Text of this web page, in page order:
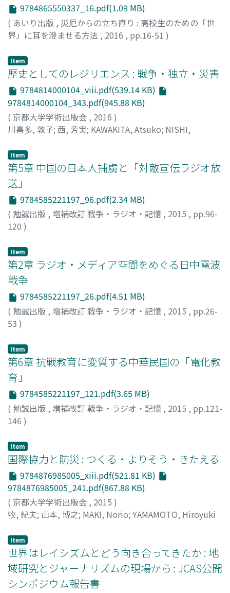
9784865550337_16.pdf(1.09 MB)
( あいり出版 , 災厄からの立ち直り : 高校生のための「世
界」に耳を澄ませる方法 , 2016 , pp.16-51 )
Item
歴史としてのレジリエンス : 戦争・独立・災害
9784814000104_viii.pdf(539.14 KB)
9784814000104_343.pdf(945.88 KB)
( 京都大学学術出版会 , 2016 )
川喜多, 敦子; 西, 芳実; KAWAKITA, Atsuko; NISHI,
Item
第5章 中国の日本人捕虜と「対敵宣伝ラジオ放
送」
9784585221197_96.pdf(2.34 MB)
( 勉誠出版 , 増補改訂 戦争・ラジオ・記憶 , 2015 , pp.96-
120 )
Item
第2章 ラジオ・メディア空間をめぐる日中電波
戦争
9784585221197_26.pdf(4.51 MB)
( 勉誠出版 , 増補改訂 戦争・ラジオ・記憶 , 2015 , pp.26-
53 )
Item
第6章 抗戦教育に変質する中華民国の「電化教
育」
9784585221197_121.pdf(3.65 MB)
( 勉誠出版 , 増補改訂 戦争・ラジオ・記憶 , 2015 , pp.121-
146 )
Item
国際協力と防災 : つくる・よりそう・きたえる
9784876985005_xiii.pdf(521.81 KB)
9784876985005_241.pdf(867.88 KB)
( 京都大学学術出版会 , 2015 )
牧, 紀夫; 山本, 博之; MAKI, Norio; YAMAMOTO, Hiroyuki
Item
世界はレイシズムとどう向き合ってきたか : 地
域研究とジャーナリズムの現場から : JCAS公開
シンポジウム報告書